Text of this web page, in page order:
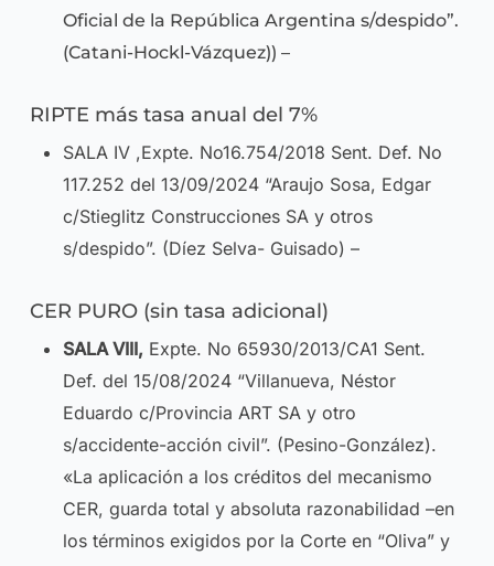
Oficial de la República Argentina s/despido”.
(Catani-Hockl-Vázquez)) –
RIPTE más tasa anual del 7%
SALA IV ,Expte. No16.754/2018 Sent. Def. No
117.252 del 13/09/2024 “Araujo Sosa, Edgar
c/Stieglitz Construcciones SA y otros
s/despido”. (Díez Selva- Guisado) –
CER PURO (sin tasa adicional)
SALA VIII, Expte. No 65930/2013/CA1 Sent.
Def. del 15/08/2024 “Villanueva, Néstor
Eduardo c/Provincia ART SA y otro
s/accidente-acción civil”. (Pesino-González).
«La aplicación a los créditos del mecanismo
CER, guarda total y absoluta razonabilidad –en
los términos exigidos por la Corte en “Oliva” y